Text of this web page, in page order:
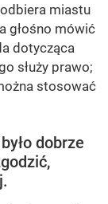
miastu
głośno mówić
dotycząca
służy prawo;
stosować
dobrze